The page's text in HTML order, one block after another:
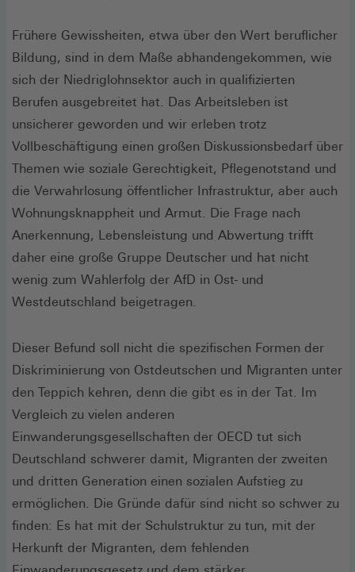
Frühere Gewissheiten, etwa über den Wert beruflicher
Bildung, sind in dem Maße abhandengekommen, wie
sich der Niedriglohnsektor auch in qualifizierten
Berufen ausgebreitet hat. Das Arbeitsleben ist
unsicherer geworden und wir erleben trotz
Vollbeschäftigung einen großen Diskussionsbedarf über
Themen wie soziale Gerechtigkeit, Pflegenotstand und
die Verwahrlosung öffentlicher Infrastruktur, aber auch
Wohnungsknappheit und Armut. Die Frage nach
Anerkennung, Lebensleistung und Abwertung trifft
daher eine große Gruppe Deutscher und hat nicht
wenig zum Wahlerfolg der AfD in Ost- und
Westdeutschland beigetragen.
Dieser Befund soll nicht die spezifischen Formen der
Diskriminierung von Ostdeutschen und Migranten unter
den Teppich kehren, denn die gibt es in der Tat. Im
Vergleich zu vielen anderen
Einwanderungsgesellschaften der OECD tut sich
Deutschland schwerer damit, Migranten der zweiten
und dritten Generation einen sozialen Aufstieg zu
ermöglichen. Die Gründe dafür sind nicht so schwer zu
finden: Es hat mit der Schulstruktur zu tun, mit der
Herkunft der Migranten, dem fehlenden